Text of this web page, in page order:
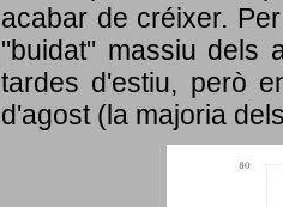
acabar de créixer.
"buidat" massiu dels
tardes d'estiu, però
d'agost (la majoria